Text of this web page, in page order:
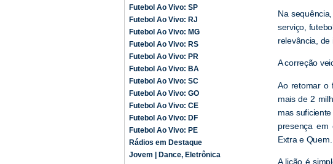
Futebol Ao Vivo: SP
Futebol Ao Vivo: RJ
Futebol Ao Vivo: MG
Futebol Ao Vivo: RS
Futebol Ao Vivo: PR
Futebol Ao Vivo: BA
Futebol Ao Vivo: SC
Futebol Ao Vivo: GO
Futebol Ao Vivo: CE
Futebol Ao Vivo: DF
Futebol Ao Vivo: PE
Rádios em Destaque
Jovem | Dance, Eletrônica
Na
serviço,
relevância, de
A correção
Ao retomar o
mais de 2
mas
presença em
Extra e Quem.
A lição é